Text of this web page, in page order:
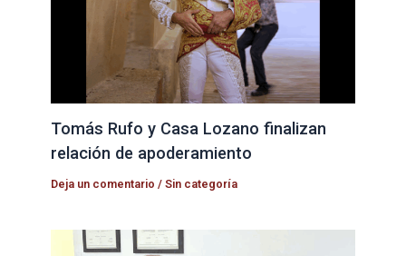
Tomás Rufo y Casa Lozano finalizan
relación de apoderamiento
Deja un comentario /Sin categoría